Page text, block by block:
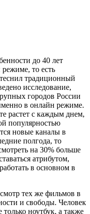
до 40 лет
то есть
традиционный
исследование,
городов России
в онлайн режиме.
растет с каждым днем,
популярностью
новые каналы в
полгода, то
на 30% больше
атрибутом,
в основном в
тех же фильмов в
и свободы. Человек
ноутбук, а также